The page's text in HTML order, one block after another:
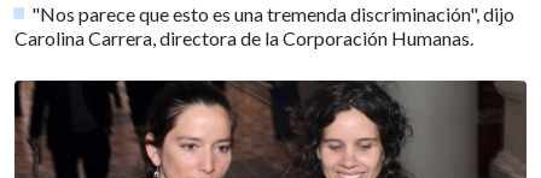
"Nos parece que esto es una tremenda discriminación", dijo
Carolina Carrera, directora de la Corporación Humanas.